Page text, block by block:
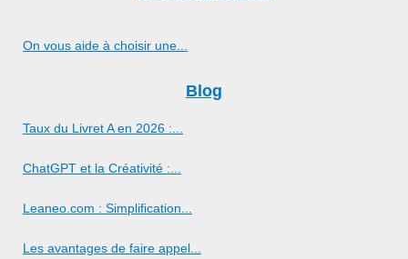
On vous aide à choisir une...
Blog
Taux du Livret A en 2026 :...
ChatGPT et la Créativité :...
Leaneo.com : Simplification...
Les avantages de faire appel...